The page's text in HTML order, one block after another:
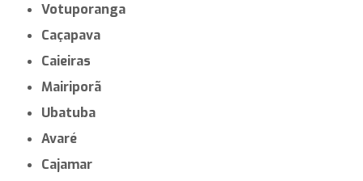
Votuporanga
Caçapava
Caieiras
Mairiporã
Ubatuba
Avaré
Cajamar